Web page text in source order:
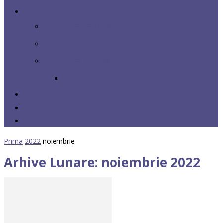
Prima 2022 noiembrie
Arhive Lunare: noiembrie 2022